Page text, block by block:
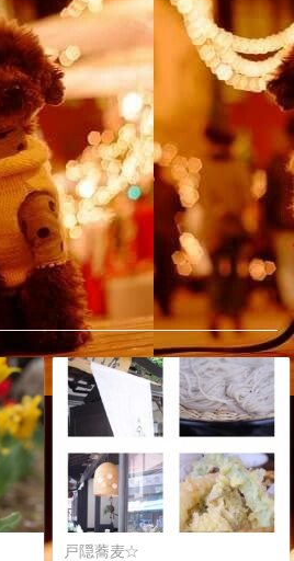
戸隠蕎麦☆